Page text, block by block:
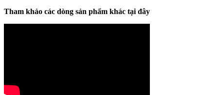
Tham khảo các dòng sản phẩm khác tại đây